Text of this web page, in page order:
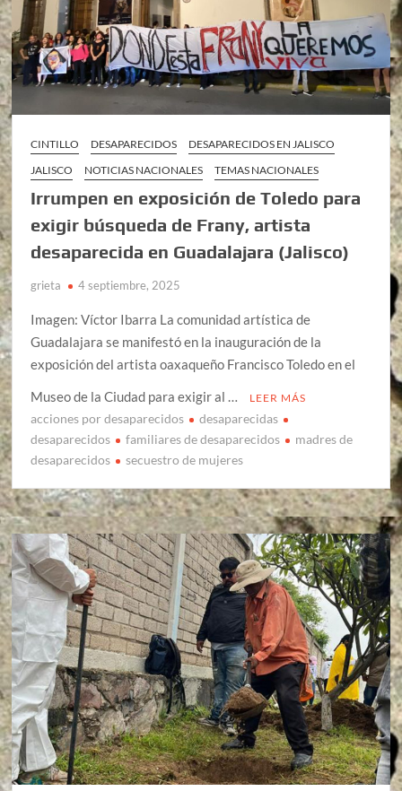
CINTILLO DESAPARECIDOS
DESAPARECIDOS EN JALISCO
JALISCO
NOTICIAS NACIONALES TEMAS NACIONALES
Irrumpen en exposición de Toledo para
exigir búsqueda de Frany, artista
desaparecida en Guadalajara (Jalisco)
grieta 4 septiembre, 2025
Imagen: Víctor Ibarra La comunidad artística de
Guadalajara se manifestó en la inauguración de la
exposición del artista oaxaqueño Francisco Toledo en el
Museo de la Ciudad para exigir al …
LEER MÁS
acciones por desaparecidos
desaparecidas
desaparecidos
familiares de desaparecidos
madres de
desaparecidos
secuestro de mujeres